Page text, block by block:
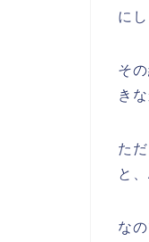
にし
そ
き
た
と
な